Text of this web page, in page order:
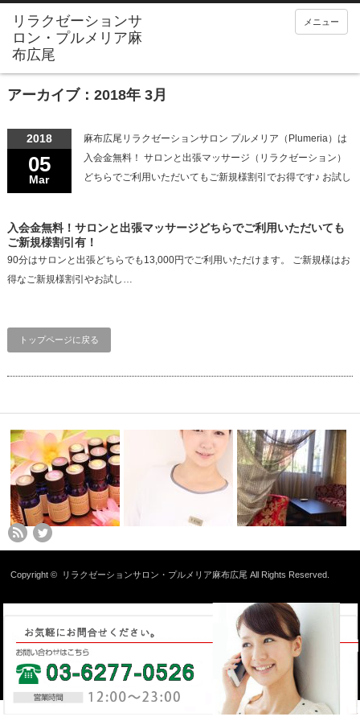
メニュー
アーカイブ：2018年 3月
2018
05
Mar
入会金無料！サロンと出張マッサージどちらでご利用いただいても
ご新規様割引有！
麻布広尾リラクゼーションサロン プルメリア（Plumeria）は
入会金無料！ サロンと出張マッサージ（リラクゼーション）
どちらでご利用いただいてもご新規様割引でお得です♪ お試し
90分はサロンと出張どちらでも13,000円でご利用いただけます。 ご新規様はお
得なご新規様割引やお試し…
トップページに戻る
Copyright © リラクゼーションサロン・プルメリア麻布広尾 All Rights Reserved.